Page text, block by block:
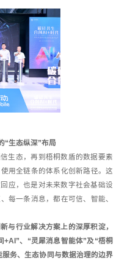
“生态纵深”布局
生态，再到梧桐数盾的数据要素
用全链条的体系化创新路径。这
应，也是对未来数字社会基础设
一条消息，都在可信、智能、
与行业解决方案上的深厚积淀，
、“灵犀消息智能体”及“梧桐
务、生态协同与数据治理的边界